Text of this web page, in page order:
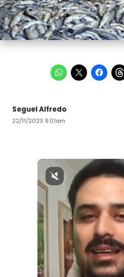
Seguel Alfredo
22/11/2023 9:01am